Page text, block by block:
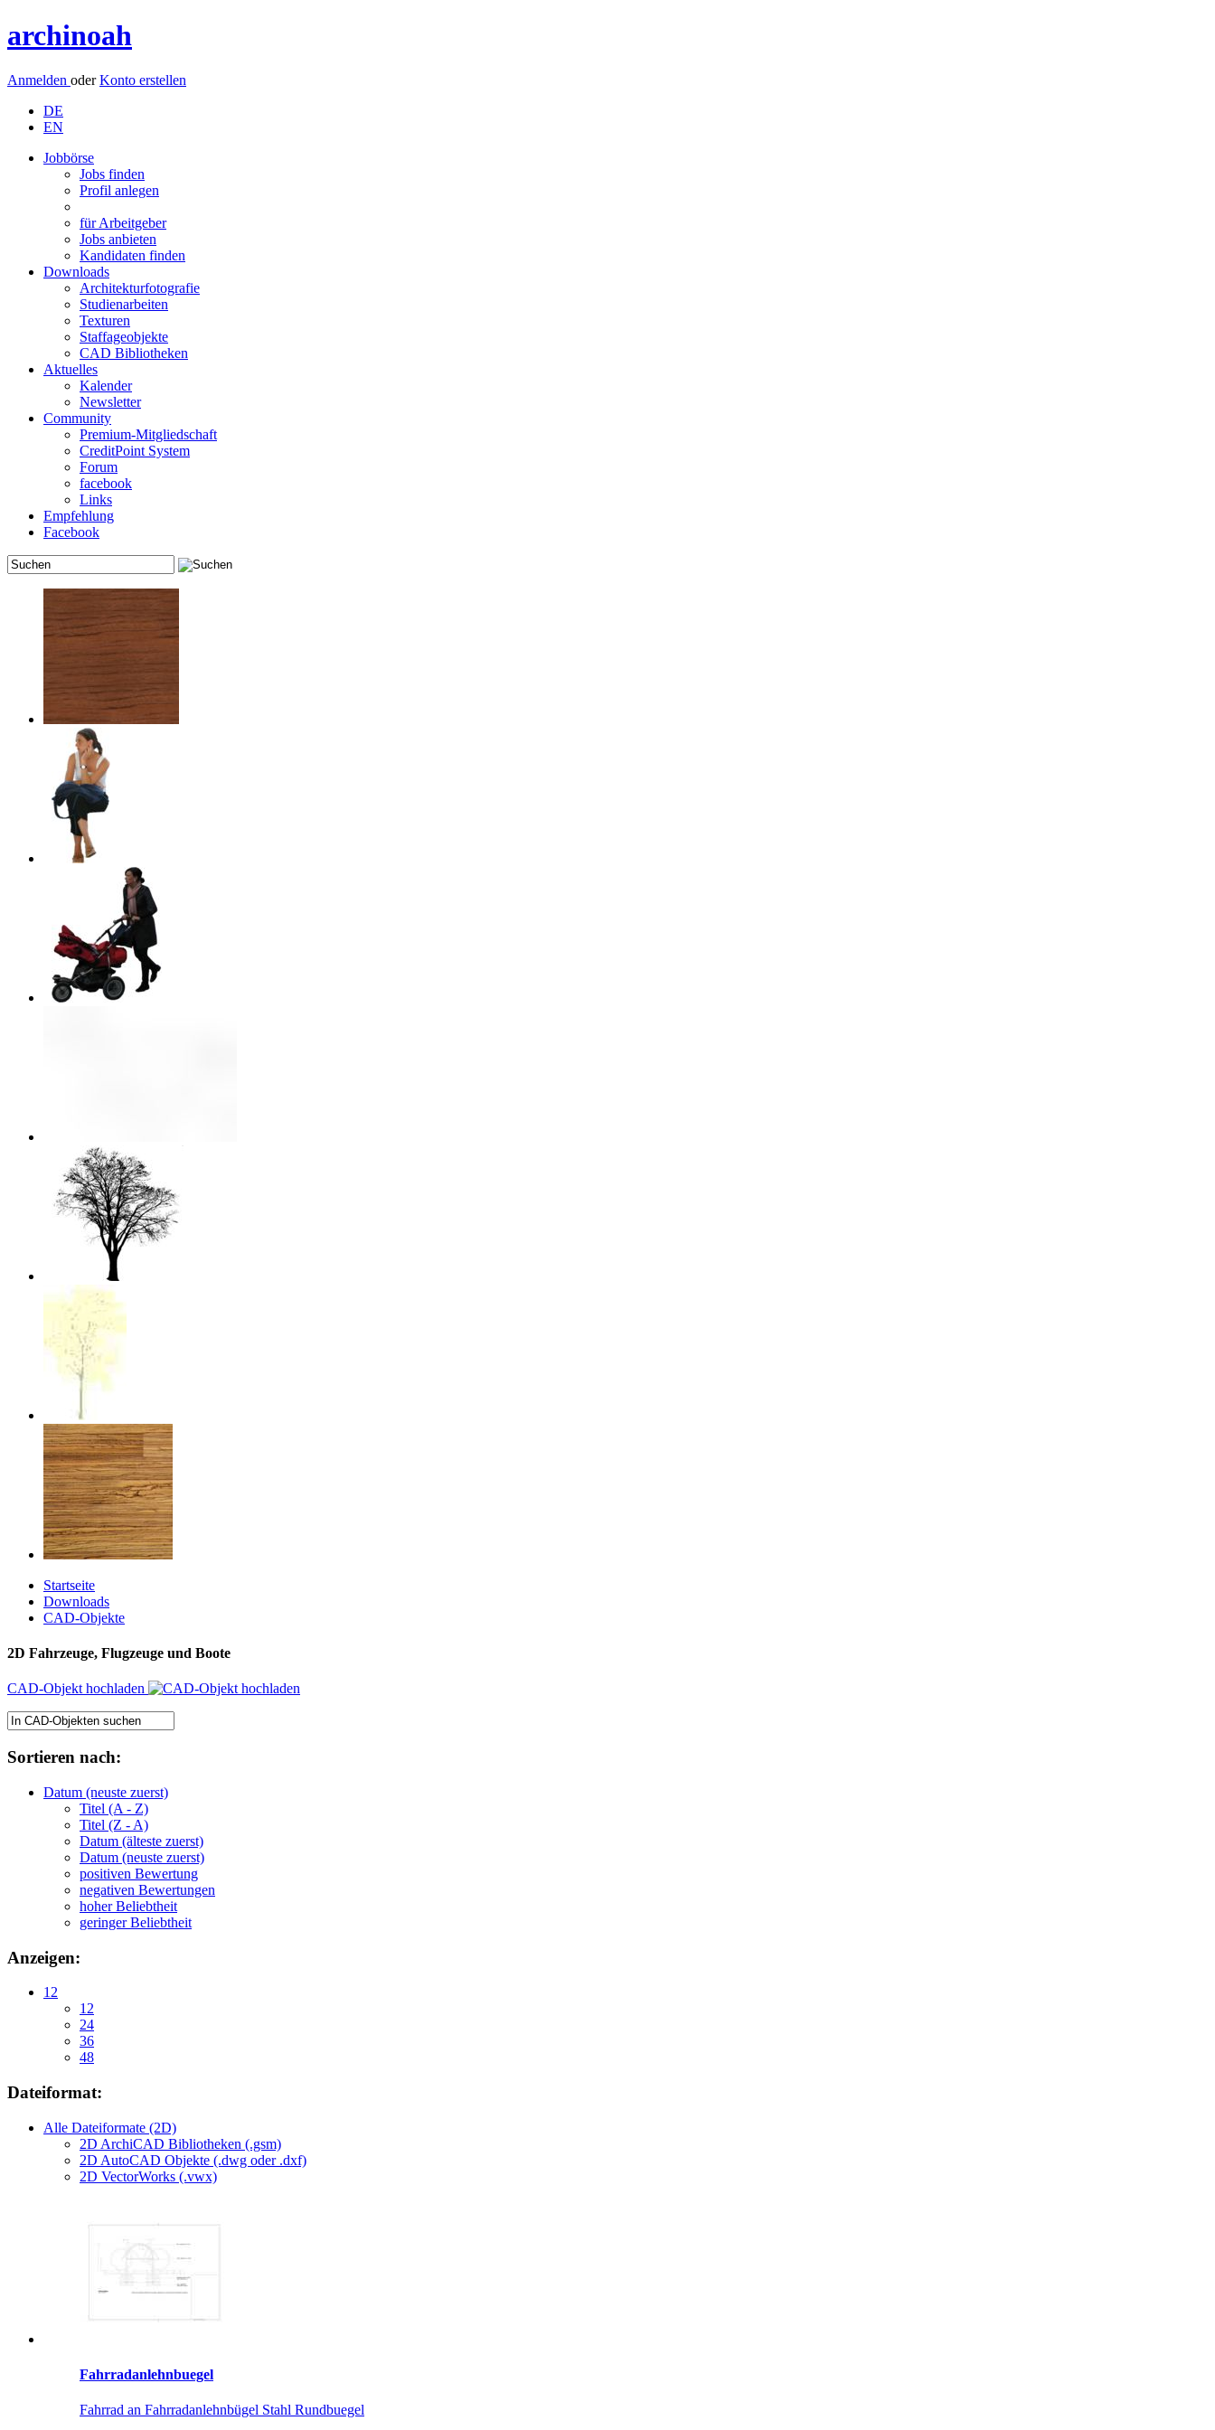
archinoah
Anmelden oderKonto erstellen
DE
EN
Jobbörse
Jobs finden
Profil anlegen
für Arbeitgeber
Jobs anbieten
Kandidaten finden
Downloads
Architekturfotografie
Studienarbeiten
Texturen
Staffageobjekte
CAD Bibliotheken
Aktuelles
Kalender
Newsletter
Community
Premium-Mitgliedschaft
CreditPoint System
Forum
facebook
Links
Empfehlung
Facebook
Startseite
Downloads
CAD-Objekte
2D Fahrzeuge, Flugzeuge und Boote
CAD-Objekt hochladen
Sortieren nach:
Datum (neuste zuerst)
Titel (A - Z)
Titel (Z - A)
Datum (älteste zuerst)
Datum (neuste zuerst)
positiven Bewertung
negativen Bewertungen
hoher Beliebtheit
geringer Beliebtheit
Anzeigen:
12
12
24
36
48
Dateiformat:
Alle Dateiformate (2D)
2D ArchiCAD Bibliotheken (.gsm)
2D AutoCAD Objekte (.dwg oder .dxf)
2D VectorWorks (.vwx)
Fahrradanlehnbuegel
Fahrrad an Fahrradanlehnbügel Stahl Rundbuegel